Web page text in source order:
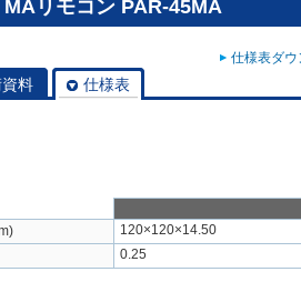
リモコン PAR-45MA
仕様表ダ
料 仕様表
120×120×14.50
0.25